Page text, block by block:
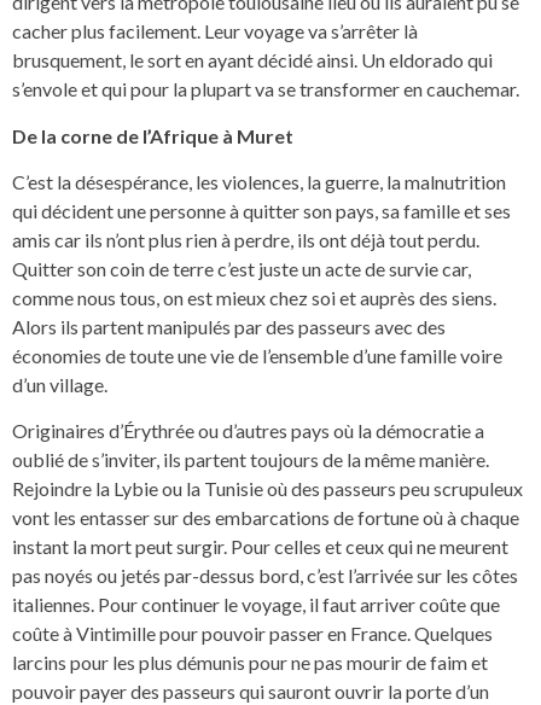
cacher plus facilement. Leur voyage va s’arrêter là
brusquement, le sort en ayant décidé ainsi. Un eldorado qui
s’envole et qui pour la plupart va se transformer en cauchemar.
De la corne de l’Afrique à Muret
C’est la désespérance, les violences, la guerre, la malnutrition
qui décident une personne à quitter son pays, sa famille et ses
amis car ils n’ont plus rien à perdre, ils ont déjà tout perdu.
Quitter son coin de terre c’est juste un acte de survie car,
comme nous tous, on est mieux chez soi et auprès des siens.
Alors ils partent manipulés par des passeurs avec des
économies de toute une vie de l’ensemble d’une famille voire
d’un village.
Originaires d’Érythrée ou d’autres pays où la démocratie a
oublié de s’inviter, ils partent toujours de la même manière.
Rejoindre la Lybie ou la Tunisie où des passeurs peu scrupuleux
vont les entasser sur des embarcations de fortune où à chaque
instant la mort peut surgir. Pour celles et ceux qui ne meurent
pas noyés ou jetés par-dessus bord, c’est l’arrivée sur les côtes
italiennes. Pour continuer le voyage, il faut arriver coûte que
coûte à Vintimille pour pouvoir passer en France. Quelques
larcins pour les plus démunis pour ne pas mourir de faim et
pouvoir payer des passeurs qui sauront ouvrir la porte d’un